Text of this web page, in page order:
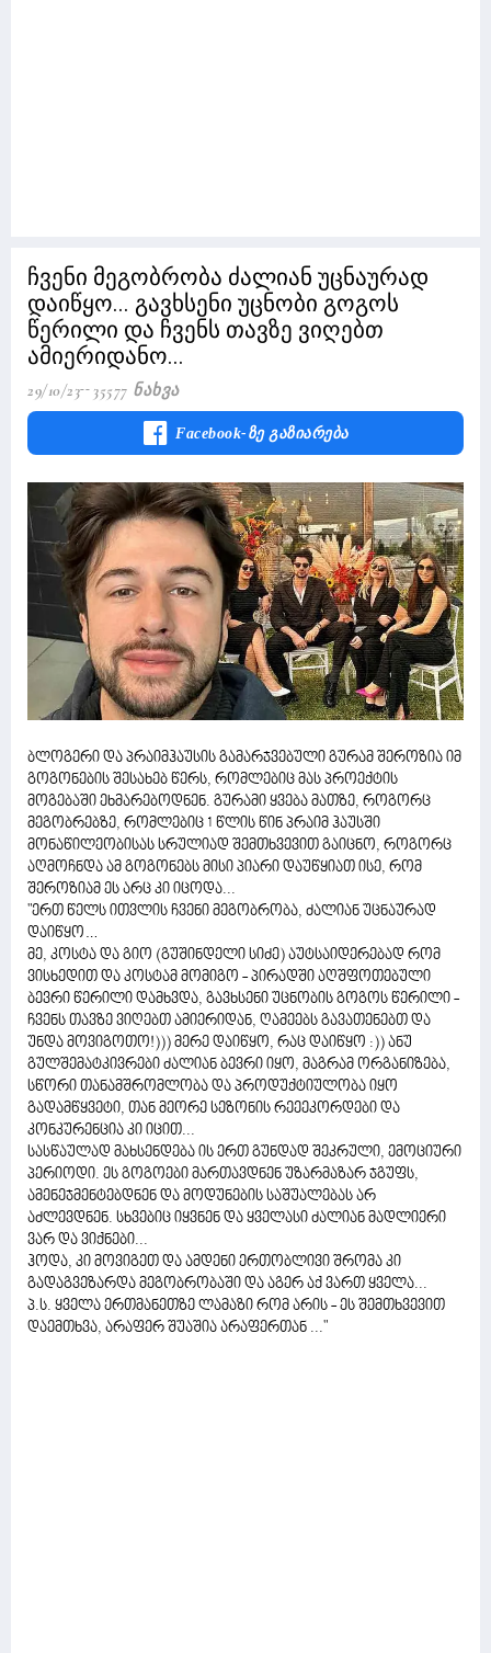
ჩვენი მეგობრობა ძალიან უცნაურად
დაიწყო... გავხსენი უცნობი გოგოს
წერილი და ჩვენს თავზე ვიღებთ
ამიერიდანო...
29/10/23 35577 Ნახვა
Facebook-Ზე Გაზიარება
ბლოგერი და პრაიმჰაუსის გამარჯვებული გურამ შეროზია იმ
გოგონების შესახებ წერს, რომლებიც მას პროექტის
მოგებაში ეხმარებოდნენ. გურამი ყვება მათზე, როგორც
მეგობრებზე, რომლებიც 1 წლის წინ პრაიმ ჰაუსში
მონაწილეობისას სრულიად შემთხვევით გაიცნო, როგორც
აღმოჩნდა ამ გოგონებს მისი პიარი დაუწყიათ ისე, რომ
შეროზიამ ეს არც კი იცოდა...
"ერთ წელს ითვლის ჩვენი მეგობრობა, ძალიან უცნაურად
დაიწყო…
მე, კოსტა და გიო (გუშინდელი სიძე) აუტსაიდერებად რომ
ვისხედით და კოსტამ მომიგო - პირადში აღშფოთებული
ბევრი წერილი დამხვდა, გავხსენი უცნობის გოგოს წერილი -
ჩვენს თავზე ვიღებთ ამიერიდან, ღამეებს გავათენებთ და
უნდა მოვიგოთო!))) მერე დაიწყო, რაც დაიწყო :)) ანუ
გულშემატკივრები ძალიან ბევრი იყო, მაგრამ ორგანიზება,
სწორი თანამშრომლობა და პროდუქტიულობა იყო
გადამწყვეტი, თან მეორე სეზონის რეეეკორდები და
კონკურენცია კი იცით...
სასწაულად მახსენდება ის ერთ გუნდად შეკრული, ემოციური
პერიოდი. ეს გოგოები მართავდნენ უზარმაზარ ჯგუფს,
ამენეჯმენტებდნენ და მოდუნების საშუალებას არ
აძლევდნენ. სხვებიც იყვნენ და ყველასი ძალიან მადლიერი
ვარ და ვიქნები...
ჰოდა, კი მოვიგეთ და ამდენი ერთობლივი შრომა კი
გადაგვეზარდა მეგობრობაში და აგერ აქ ვართ ყველა...
პ.ს. ყველა ერთმანეთზე ლამაზი რომ არის - ეს შემთხვევით
დაემთხვა, არაფერ შუაშია არაფერთან ..."